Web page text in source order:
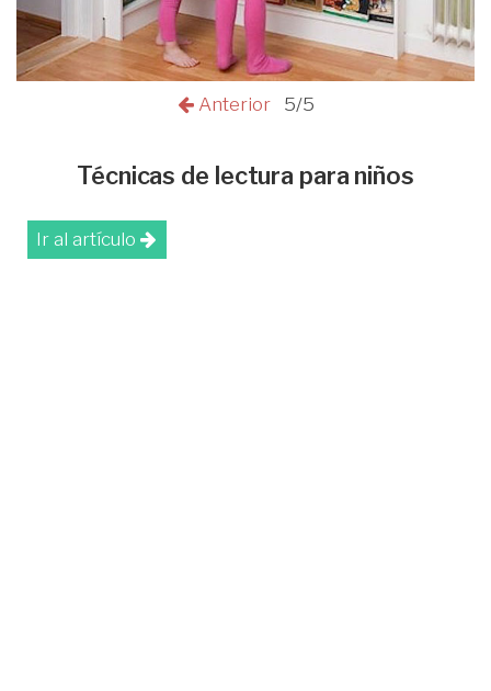
Anterior 5/5
Técnicas de lectura para niños
Ir al artículo